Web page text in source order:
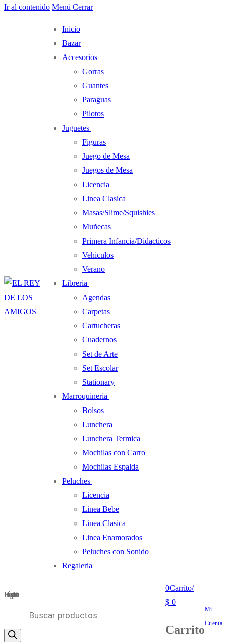
Ir al contenido Menú Cerrar
Inicio
Bazar
Accesorios
Gorras
Guantes
Paraguas
Pilotos
Juguetes
Figuras
Juego de Mesa
Juegos de Mesa
Licencia
Linea Clasica
Masas/Slime/Squishies
Muñecas
Primera Infancia/Didacticos
Vehiculos
Verano
Libreria
Agendas
Carpetas
Cartucheras
Cuadernos
Set de Arte
Set Escolar
Stationary
Marroquineria
Bolsos
Lunchera
Lunchera Termica
Mochilas con Carro
Mochilas Espalda
Peluches
Licencia
Linea Bebe
Linea Clasica
Linea Enamorados
Peluches con Sonido
Regaleria
Búsqueda de productos
0Carrito/
$ 0
Carrito
Mi
Cuenta